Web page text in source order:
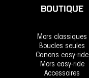
BOUTIQUE
Mors classiques
Boucles seules
Canons easy-ride
Mors easy-ride
Accessoires